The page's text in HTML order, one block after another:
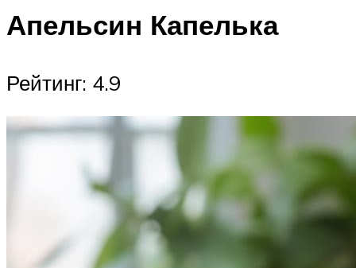
Апельсин Капелька
Рейтинг: 4.9